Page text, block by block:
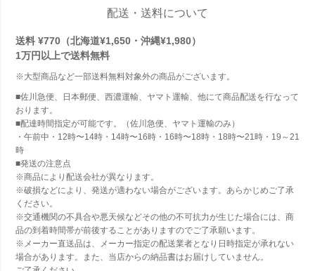
配送・送料について
送料 ¥770（北海道¥1,650・沖縄¥1,980）
1万円以上で送料無料
※大型商品など一部送料無料対象外の商品がございます。
■佐川急便、日本郵便、西濃運輸、ヤマト運輸、他にて商品配送を行なって
おります。
■配達時間指定が可能です。（佐川急便、ヤマト運輸のみ）
・午前中・12時〜14時・14時〜16時・16時〜18時・18時〜21時・19～21
時
■発送の注意点
※商品により配送会社が異なります。
※破損などにより、発送が適わない場合がございます。あらかじめご了承
ください。
※交通機関の不具合や悪天候などその他の不可抗力が生じた場合には、商
品の到着時間帯が前後することがありますのでご了承願います。
※メーカー直送品は、メーカー指定の配送業者となり日時指定が承れない
場合があります。また、当店からの納品書はお届けしていません。